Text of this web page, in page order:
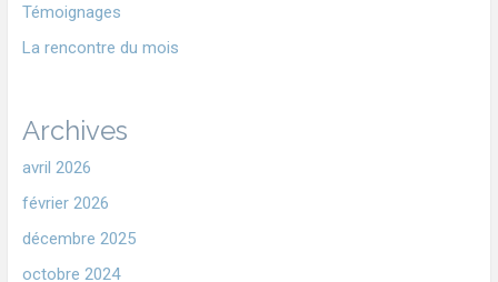
Témoignages
La rencontre du mois
Archives
avril 2026
février 2026
décembre 2025
octobre 2024